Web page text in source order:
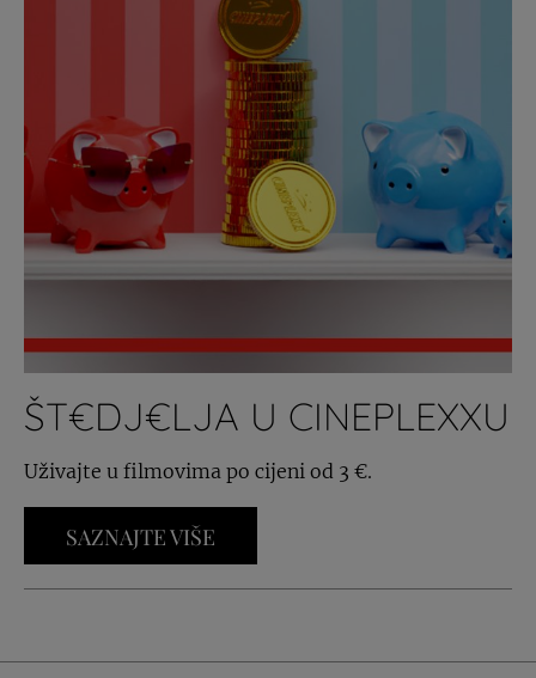
ŠT€DJ€LJA U CINEPLEXXU
Uživajte u filmovima po cijeni od 3 €.
SAZNAJTE VIŠE